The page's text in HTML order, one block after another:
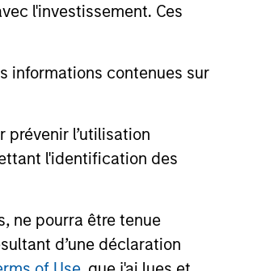
l'investissement. Ces
informations contenues sur
l’utilisation
l'identification des
ne pourra être tenue
d’une déclaration